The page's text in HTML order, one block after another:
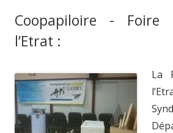
Coopapiloire -
l’Etrat :
La